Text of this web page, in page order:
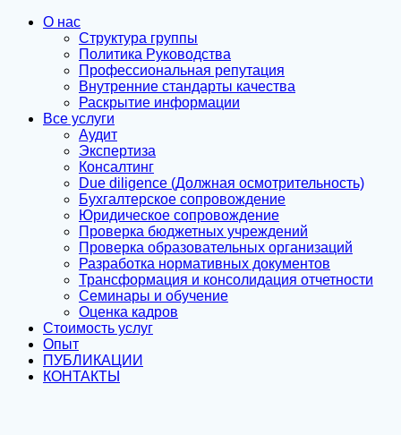
О нас
Структура группы
Политика Руководства
Профессиональная репутация
Внутренние стандарты качества
Раскрытие информации
Все услуги
Аудит
Экспертиза
Консалтинг
Due diligence (Должная осмотрительность)
Бухгалтерское сопровождение
Юридическое сопровождение
Проверка бюджетных учреждений
Проверка образовательных организаций
Разработка нормативных документов
Трансформация и консолидация отчетности
Семинары и обучение
Оценка кадров
Стоимость услуг
Опыт
ПУБЛИКАЦИИ
КОНТАКТЫ